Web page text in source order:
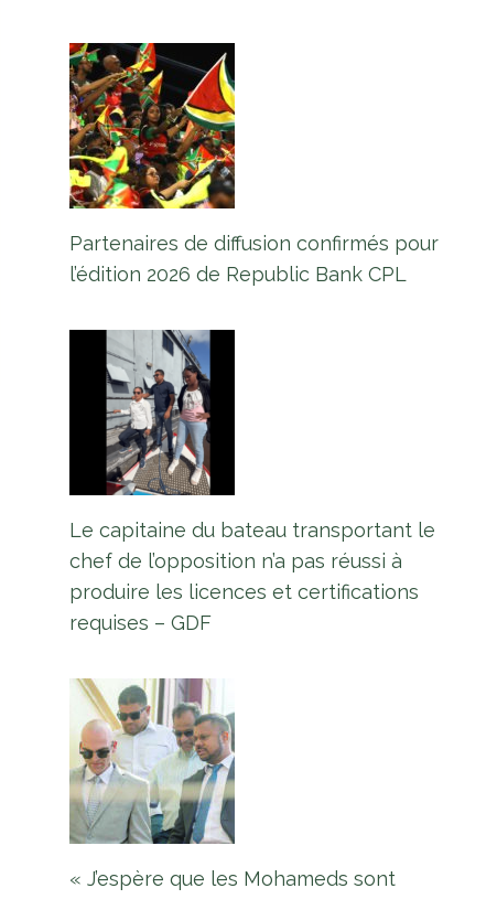
Betbricks7 annoncé comme
nouveau partenaire principal de
l’équipe pour la série WI vs India
T20I
ParL'équipe Europe Guyane
Partenaires de diffusion confirmés pour
l’édition 2026 de Republic Bank CPL
Le capitaine du bateau transportant le
chef de l’opposition n’a pas réussi à
produire les licences et certifications
requises – GDF
« J’espère que les Mohameds sont